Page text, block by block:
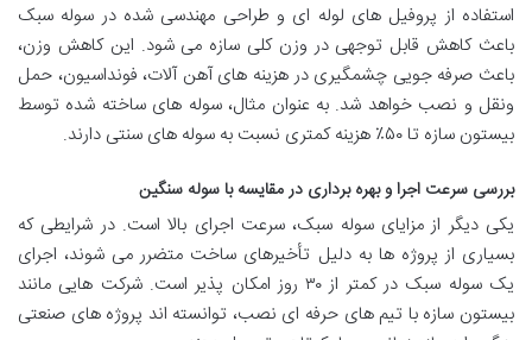
استفاده از پروفیل های لوله ای و طراحی مهندسی شده در سوله سبک
باعث کاهش قابل توجهی در وزن کلی سازه می شود. این کاهش وزن،
باعث صرفه جویی چشمگیری در هزینه های آهن آلات، فونداسیون، حمل
ونقل و نصب خواهد شد. به عنوان مثال، سوله های ساخته شده توسط
بیستون سازه تا ۵۰٪ هزینه کمتری نسبت به سوله های سنتی دارند.
بررسی سرعت اجرا و بهره برداری در مقایسه با سوله سنگین
یکی دیگر از مزایای سوله سبک، سرعت اجرای بالا است. در شرایطی که
بسیاری از پروژه ها به دلیل تأخیرهای ساخت متضرر می شوند، اجرای
یک سوله سبک در کمتر از ۳۰ روز امکان پذیر است. شرکت هایی مانند
بیستون سازه با تیم های حرفه ای نصب، توانسته اند پروژه های صنعتی